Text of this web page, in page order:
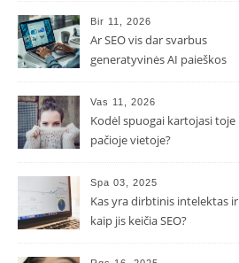
Bir 11, 2026
Ar SEO vis dar svarbus
generatyvinės AI paieškos
Vas 11, 2026
Kodėl spuogai kartojasi toje
pačioje vietoje?
Spa 03, 2025
Kas yra dirbtinis intelektas ir
kaip jis keičia SEO?